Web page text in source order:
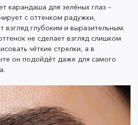
смелого образа стоит обратить
или золотистый оттенок,
яркий акцент и подчеркнут
глаза
карандаша для зелёных глаз –
с оттенком радужки,
взгляд глубоким и выразительным.
не сделает взгляд слишком
чёткие стрелки, а в
он подойдёт даже для самого